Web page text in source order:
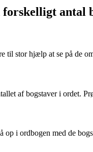
antal
til stor hjælp at se på de
af bogstaver i ordet.
i ordbogen med de